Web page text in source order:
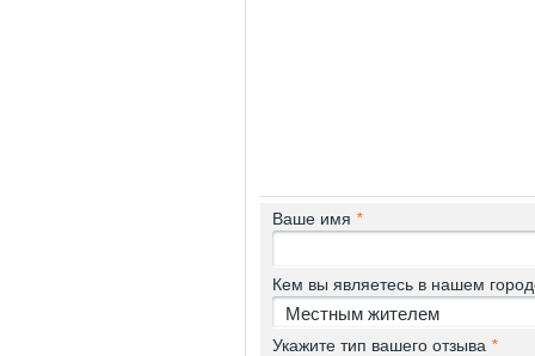
Ваше имя *
Кем вы являетесь в нашем
Укажите тип вашего отзыва *